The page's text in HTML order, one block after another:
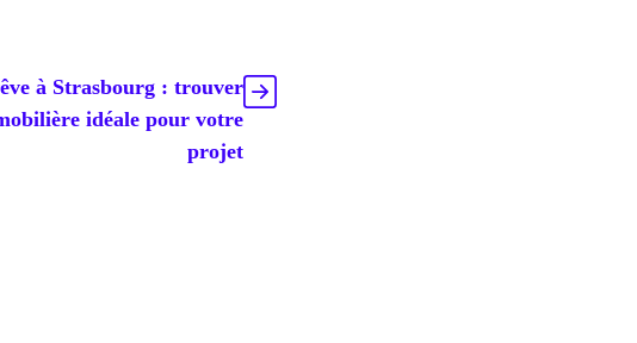
à Strasbourg : trouver
idéale pour votre
projet